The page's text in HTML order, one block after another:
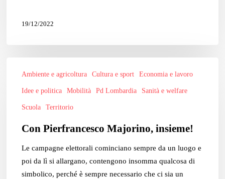
19/12/2022
Pierfrancesco
Majorino,
Ambiente e agricoltura Cultura e sport Economia e lavoro
Idee e politica Mobilità Pd Lombardia Sanità e welfare
Scuola Territorio
Con Pierfrancesco Majorino, insieme!
Le campagne elettorali cominciano sempre da un luogo e
poi da lì si allargano, contengono insomma qualcosa di
simbolico, perché è sempre necessario che ci sia un